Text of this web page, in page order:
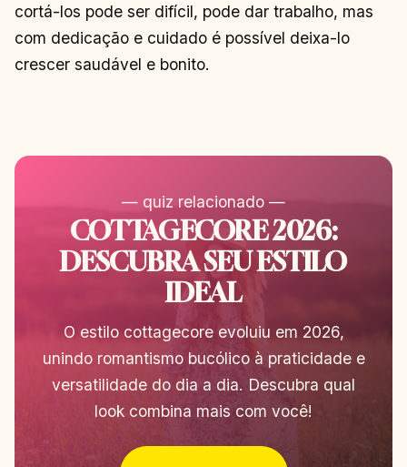
cortá-los pode ser difícil, pode dar trabalho, mas
com dedicação e cuidado é possível deixa-lo
crescer saudável e bonito.
— quiz relacionado —
COTTAGECORE 2026:
DESCUBRA SEU ESTILO
IDEAL
O estilo cottagecore evoluiu em 2026,
unindo romantismo bucólico à praticidade e
versatilidade do dia a dia. Descubra qual
look combina mais com você!